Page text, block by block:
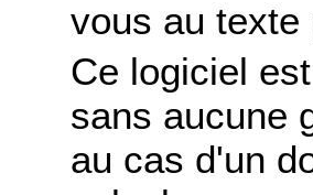
vous au texte
Ce logiciel
sans aucune
au cas d'un